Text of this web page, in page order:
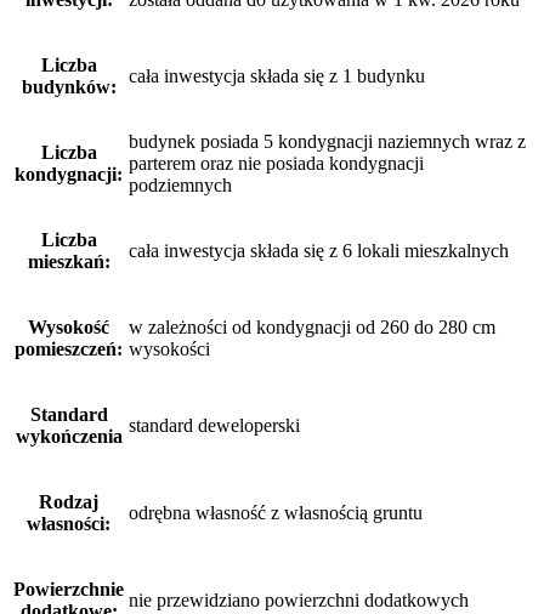
Liczba
budynków:
cała inwestycja składa się z 1 budynku
Liczba
kondygnacji:
budynek posiada 5 kondygnacji naziemnych wraz z
parterem oraz nie posiada kondygnacji
podziemnych
Liczba
mieszkań:
cała inwestycja składa się z 6 lokali mieszkalnych
Wysokość
pomieszczeń:
w zależności od kondygnacji od 260 do 280 cm
wysokości
Standard
wykończenia
standard deweloperski
Rodzaj
własności:
odrębna własność z własnością gruntu
Powierzchnie
nie przewidziano powierzchni dodatkowych